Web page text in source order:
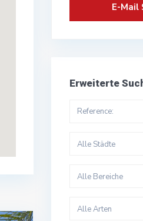
Erweiterte
Alle Städte
Alle Bereiche
Alle Arten